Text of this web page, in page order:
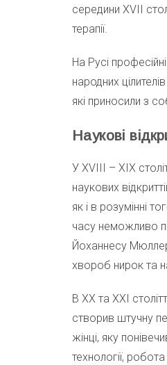
середини XVII
терапії.
На Русі
народних
які приносили з
Наукові
У XVIII – XIX
наукових
як і в розумінні
часу неможливо
Йоханнесу
хвороб нирок та
В XX та XXI
створив штучну
жінці, яку
технології,